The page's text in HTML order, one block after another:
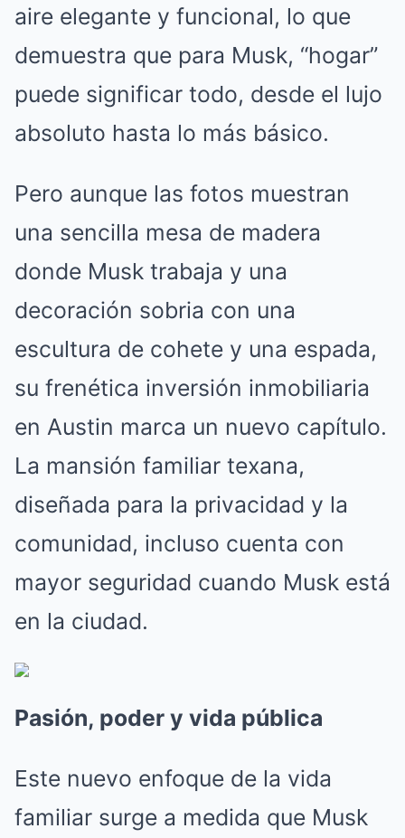
aire elegante y funcional, lo que
demuestra que para Musk, “hogar”
puede significar todo, desde el lujo
absoluto hasta lo más básico.
Pero aunque las fotos muestran
una sencilla mesa de madera
donde Musk trabaja y una
decoración sobria con una
escultura de cohete y una espada,
su frenética inversión inmobiliaria
en Austin marca un nuevo capítulo.
La mansión familiar texana,
diseñada para la privacidad y la
comunidad, incluso cuenta con
mayor seguridad cuando Musk está
en la ciudad.
Pasión, poder y vida pública
Este nuevo enfoque de la vida
familiar surge a medida que Musk